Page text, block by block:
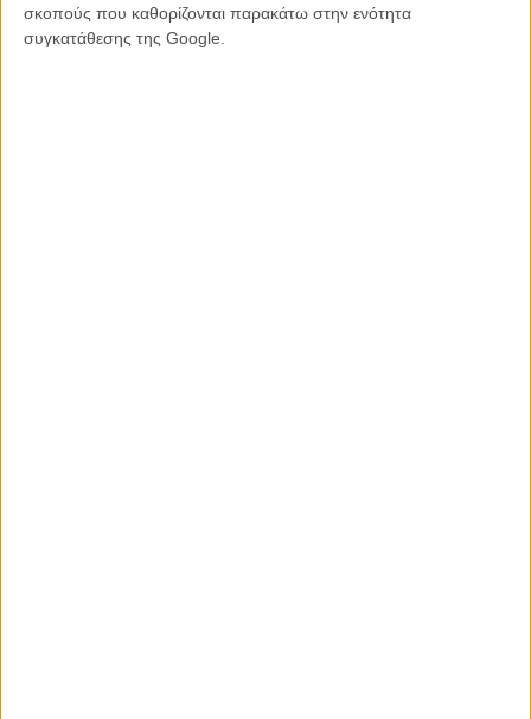
σκοπούς που καθορίζονται παρακάτω στην ενότητα
συγκατάθεσης της Google.